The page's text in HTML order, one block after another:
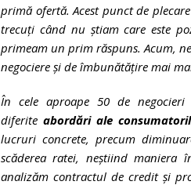
primă ofertă. Acest punct de
trecuți când nu știam care este
primeam un prim răspuns. Acum,
negociere și de îmbunătățire mai
În cele aproape 50 de
diferite abordări ale
lucruri concrete, precum
scăderea ratei, neștiind maniera
analizăm contractul de credit și